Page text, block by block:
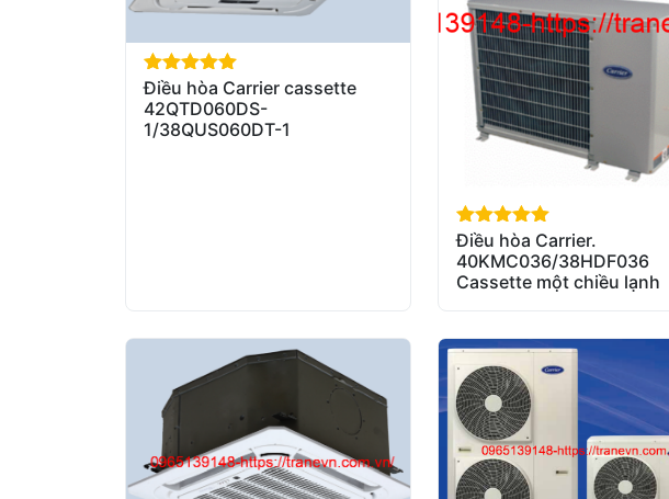
out of 5
Điều hòa Carrier cassette
42QTD060DS-
1/38QUS060DT-1
out of 5
Điều hòa Carrier.
40KMC036/38HDF036
Cassette một chiều lạnh